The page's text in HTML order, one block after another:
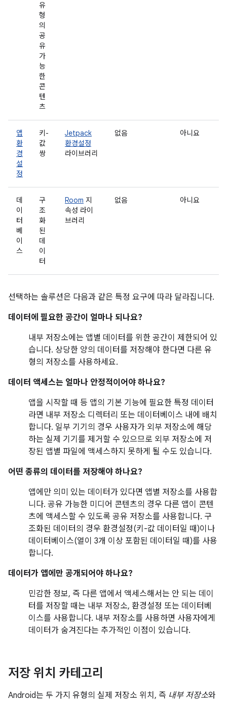
유
형
의
공
유
가
능
한
콘
텐
츠
앱
환
경
설
정
키-
값
쌍
Jetpack
환경설정
라이브러리
없음 아니요
데
이
터
베
이
스
구
조
화
된
데
이
터
Room 지
속성 라이
브러리
없음 아니요
선택하는 솔루션은 다음과 같은 특정 요구에 따라 달라집니다.
데이터에 필요한 공간이 얼마나 되나요?
내부 저장소에는 앱별 데이터를 위한 공간이 제한되어 있
습니다. 상당한 양의 데이터를 저장해야 한다면 다른 유
형의 저장소를 사용하세요.
데이터 액세스는 얼마나 안정적이어야 하나요?
앱을 시작할 때 등 앱의 기본 기능에 필요한 특정 데이터
라면 내부 저장소 디렉터리 또는 데이터베이스 내에 배치
합니다. 일부 기기의 경우 사용자가 외부 저장소에 해당
하는 실제 기기를 제거할 수 있으므로 외부 저장소에 저
장된 앱별 파일에 액세스하지 못하게 될 수도 있습니다.
어떤 종류의 데이터를 저장해야 하나요?
앱에만 의미 있는 데이터가 있다면 앱별 저장소를 사용합
니다. 공유 가능한 미디어 콘텐츠의 경우 다른 앱이 콘텐
츠에 액세스할 수 있도록 공유 저장소를 사용합니다. 구
조화된 데이터의 경우 환경설정(키-값 데이터일 때)이나
데이터베이스(열이 3개 이상 포함된 데이터일 때)를 사용
합니다.
데이터가 앱에만 공개되어야 하나요?
민감한 정보, 즉 다른 앱에서 액세스해서는 안 되는 데이
터를 저장할 때는 내부 저장소, 환경설정 또는 데이터베
이스를 사용합니다. 내부 저장소를 사용하면 사용자에게
데이터가 숨겨진다는 추가적인 이점이 있습니다.
저장 위치 카테고리
Android는 두 가지 유형의 실제 저장소 위치, 즉 내부 저장소와